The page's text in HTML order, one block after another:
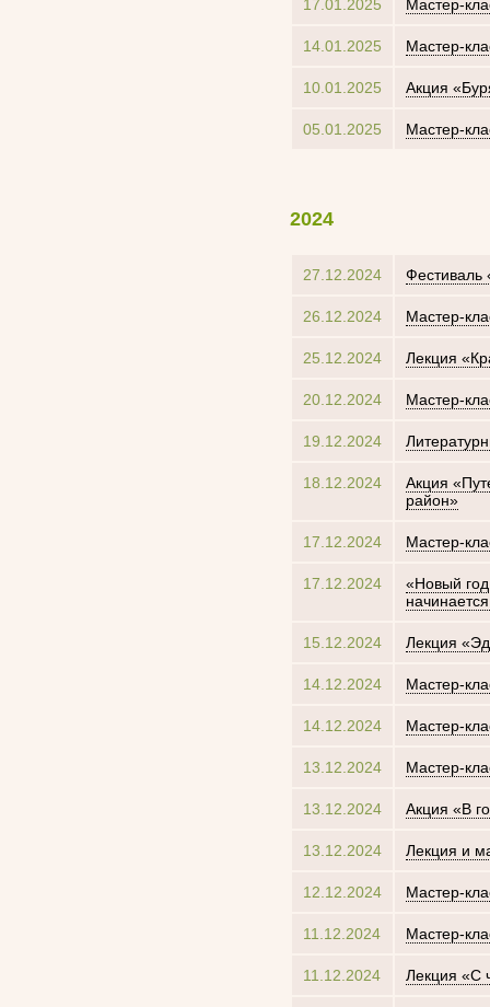
17.01.2025 Мастер-
14.01.2025 Мастер-
10.01.2025 Акция
05.01.2025 Мастер-
2024
27.12.2024 Фестиваль
26.12.2024 Мастер-
25.12.2024 Лекция
20.12.2024 Мастер-
19.12.2024
18.12.2024
Акция
район»
17.12.2024 Мастер-
17.12.2024
«Новый
15.12.2024 Лекция
14.12.2024 Мастер-
14.12.2024 Мастер-
13.12.2024 Мастер-
13.12.2024 Акция «В
13.12.2024 Лекция и
12.12.2024 Мастер-
11.12.2024 Мастер-
11.12.2024 Лекция «С